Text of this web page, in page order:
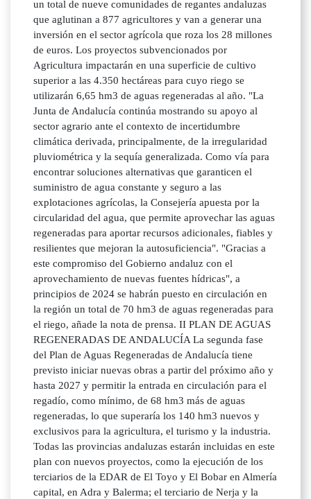
un total de nueve comunidades de regantes andaluzas
que aglutinan a 877 agricultores y van a generar una
inversión en el sector agrícola que roza los 28 millones
de euros. Los proyectos subvencionados por
Agricultura impactarán en una superficie de cultivo
superior a las 4.350 hectáreas para cuyo riego se
utilizarán 6,65 hm3 de aguas regeneradas al año. "La
Junta de Andalucía continúa mostrando su apoyo al
sector agrario ante el contexto de incertidumbre
climática derivada, principalmente, de la irregularidad
pluviométrica y la sequía generalizada. Como vía para
encontrar soluciones alternativas que garanticen el
suministro de agua constante y seguro a las
explotaciones agrícolas, la Consejería apuesta por la
circularidad del agua, que permite aprovechar las aguas
regeneradas para aportar recursos adicionales, fiables y
resilientes que mejoran la autosuficiencia". "Gracias a
este compromiso del Gobierno andaluz con el
aprovechamiento de nuevas fuentes hídricas", a
principios de 2024 se habrán puesto en circulación en
la región un total de 70 hm3 de aguas regeneradas para
el riego, añade la nota de prensa. II PLAN DE AGUAS
REGENERADAS DE ANDALUCÍA La segunda fase
del Plan de Aguas Regeneradas de Andalucía tiene
previsto iniciar nuevas obras a partir del próximo año y
hasta 2027 y permitir la entrada en circulación para el
regadío, como mínimo, de 68 hm3 más de aguas
regeneradas, lo que superaría los 140 hm3 nuevos y
exclusivos para la agricultura, el turismo y la industria.
Todas las provincias andaluzas estarán incluidas en este
plan con nuevos proyectos, como la ejecución de los
terciarios de la EDAR de El Toyo y El Bobar en Almería
capital, en Adra y Balerma; el terciario de Nerja y la